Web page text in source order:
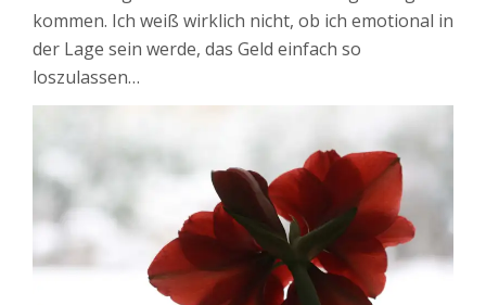
kommen. Ich weiß wirklich nicht, ob ich emotional in
der Lage sein werde, das Geld einfach so
loszulassen…